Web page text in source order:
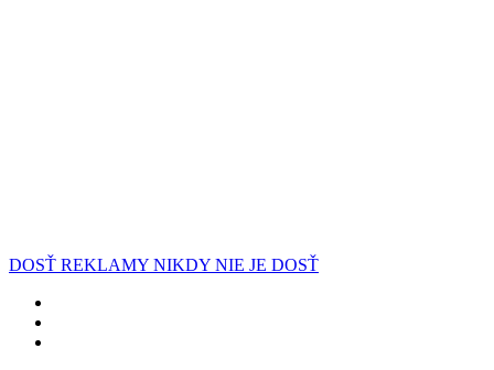
DOSŤ REKLAMY NIKDY NIE JE DOSŤ